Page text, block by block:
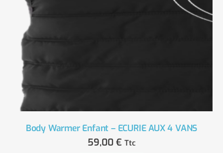
Body Warmer Enfant – ECURIE AUX 4 VANS
59,00 € Ttc